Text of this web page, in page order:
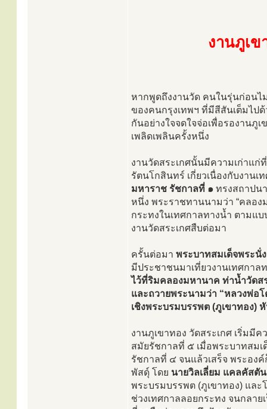
งานภูเข
หากพูดถึงงานวัด คนในรุ่นก่อนไ
ของคนกรุงเทพฯ ที่มีสีสันเต็มไป
กันอย่างใจจดใจจ่อเพื่อรองานภู
เพลิดเพลินครั้งหนึ่ง
งานวัดสระเกศนั้นมีความเก่าแก่
รัตนโกสินทร์ เกี่ยวเนื่องกับงานเ
มหาราช รัชกาลที่ ๑ ทรงสถาปน
หนึ่ง พระราชทานนามว่า “คลอง
กระทงในเทศกาลทางน้ำ ตามแ
งานวัดสระเกศสืบต่อมา
ครั้นต่อมา พระบาทสมเด็จพระนั่
มีประชาชนมาเที่ยวงานเทศกา
ไว้ที่ริมคลองมหานาค ท่าน้ำวัดส
และถวายพระนามว่า “หลวงพ่อ
เชิงพระบรมบรรพต (ภูเขาทอง)
งานภูเขาทอง วัดสระเกศ เริ่มมี
สมัยรัชกาลที่ ๕ เมื่อพระบาทสมเ
รัชกาลที่ ๔ จนแล้วเสร็จ พระอง
พัสดุ์ โดย นายวิลเลี่ยม แคลคัสตัน
พระบรมบรรพต (ภูเขาทอง) และ
ช่วงเทศกาลลอยกระทง จนกลา